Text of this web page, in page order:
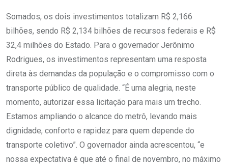
Somados, os dois investimentos totalizam R$ 2,166
bilhões, sendo R$ 2,134 bilhões de recursos federais e R$
32,4 milhões do Estado. Para o governador Jerônimo
Rodrigues, os investimentos representam uma resposta
direta às demandas da população e o compromisso com o
transporte público de qualidade. “É uma alegria, neste
momento, autorizar essa licitação para mais um trecho.
Estamos ampliando o alcance do metrô, levando mais
dignidade, conforto e rapidez para quem depende do
transporte coletivo”. O governador ainda acrescentou, “e
nossa expectativa é que até o final de novembro, no máximo